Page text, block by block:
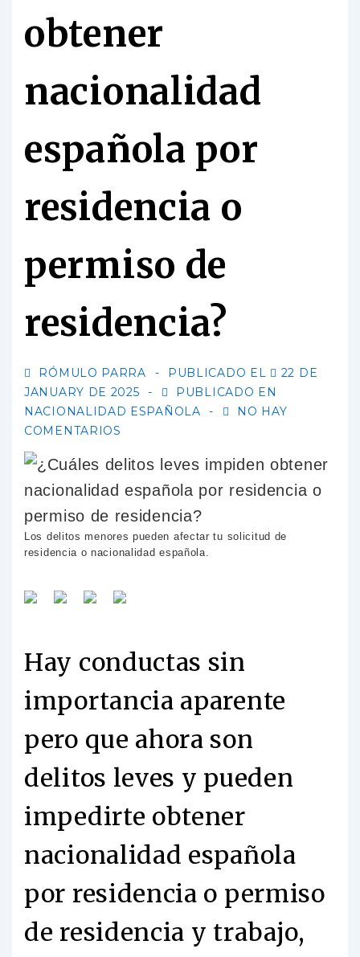
obtener
nacionalidad
española por
residencia o
permiso de
residencia?
RÓMULO PARRA PUBLICADO EL
22 DE
JANUARY DE 2025
PUBLICADO EN
NACIONALIDAD ESPAÑOLA
NO HAY
COMENTARIOS
Los delitos menores pueden afectar tu solicitud de
residencia o nacionalidad española.
Hay conductas sin
importancia aparente
pero que ahora son
delitos leves y pueden
impedirte obtener
nacionalidad española
por residencia o permiso
de residencia y trabajo,